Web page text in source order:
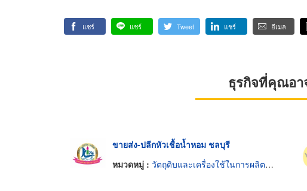
แชร์ แชร์ Tweet แชร์ อีเมล
ธุรกิจที่คุณอา
ขายส่ง-ปลีกหัวเชื้อน้ำหอม ชลบุรี
หมวดหมู่ : วัตถุดิบและเครื่องใช้ในการผลิตน้ำหอม